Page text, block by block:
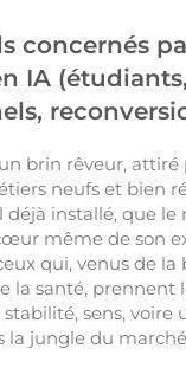
concernés
IA (étudiants,
brin rêveur, attiré
neufs et bien
déjà installé, que
même de son
qui, venus de la
la santé, prennent
sens, voire
la jungle du